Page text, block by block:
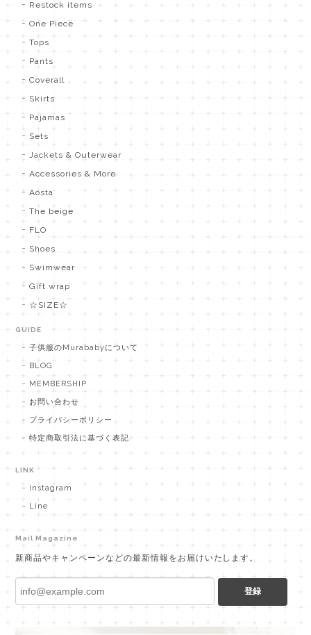
Restock items
One Piece
Tops
Pants
Coverall
Skirts
Pajamas
Sets
Jackets & Outerwear
Accessories & More
Aosta
The beige
FLO
Shoes
Swimwear
Gift wrap
☆SIZE☆
GUIDE
子供服のMurababyについて
BLOG
MEMBERSHIP
お問い合わせ
プライバシーポリシー
特定商取引法に基づく表記
LINK
Instagram
Line
Mail Magazine
新商品やキャンペーンなどの最新情報をお届けいたします。
登録